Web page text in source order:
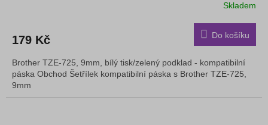
Skladem
179 Kč Do košíku
Brother TZE-725, 9mm, bílý tisk/zelený podklad - kompatibilní
páska Obchod Šetřílek kompatibilní páska s Brother TZE-725,
9mm